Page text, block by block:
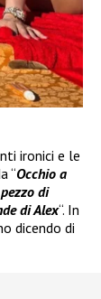
ironici e le
“Occhio a
di
di Alex“. In
dicendo di